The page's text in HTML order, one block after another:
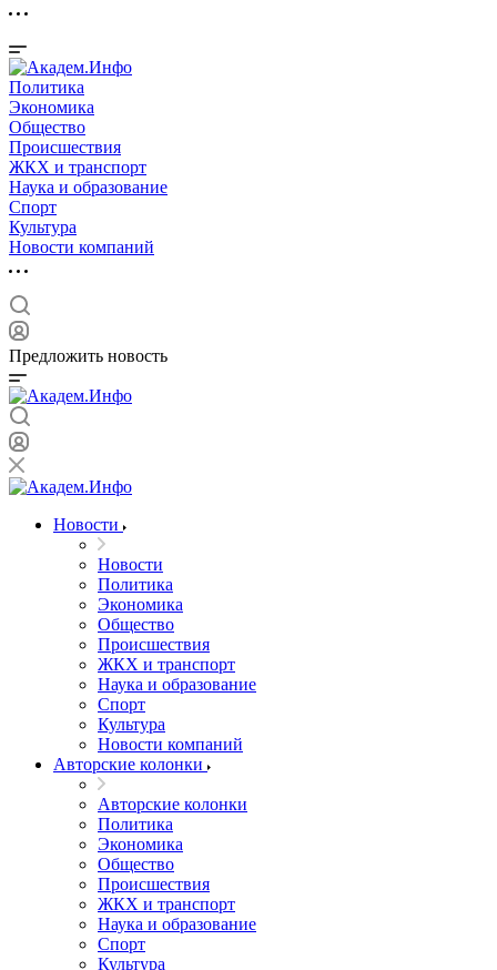
Политика
Экономика
Общество
Происшествия
ЖКХ и транспорт
Наука и образование
Спорт
Культура
Новости компаний
Предложить новость
Новости
Новости
Политика
Экономика
Общество
Происшествия
ЖКХ и транспорт
Наука и образование
Спорт
Культура
Новости компаний
Авторские колонки
Авторские колонки
Политика
Экономика
Общество
Происшествия
ЖКХ и транспорт
Наука и образование
Спорт
Культура